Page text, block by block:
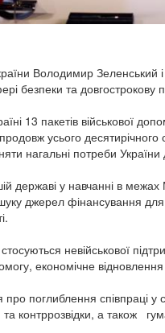
Володимир Зеленський
безпеки та
13 пакетів військової
усього десятирічного
нагальні потреби
державі у навчанні в межах
джерел фінансування для
невійськової
економічне
про поглиблення співпраці
та контррозвідки, а також